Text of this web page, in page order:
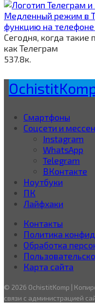
Медленный режим в
функцию на
Сегодня, когда
как Телеграм
537.8к.
Смартфоны
Соцсети и
Instagram
WhatsApp
Telegram
ВКонтакте
Ноутбуки
ПК
Лайфхаки
Контакты
Политика
Обработка
Карта сайта
© 2026 OchistitKomp |
связи с администрацией